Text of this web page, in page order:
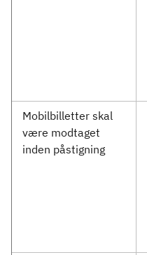
Mobilbilletter skal
være modtaget
inden påstigning